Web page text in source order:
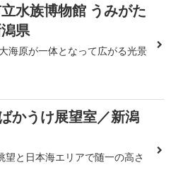
水族博物館 うみがた
県
海原が一体となって広がる光景
かうけ展望室／新潟
望と日本海エリアで随一の高さ